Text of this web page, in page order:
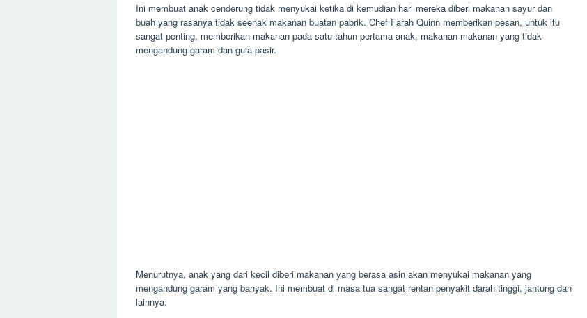
Ini membuat anak cenderung tidak menyukai ketika di kemudian hari mereka diberi makanan sayur dan
buah yang rasanya tidak seenak makanan buatan pabrik. Chef Farah Quinn memberikan pesan, untuk itu
sangat penting, memberikan makanan pada satu tahun pertama anak, makanan-makanan yang tidak
mengandung garam dan gula pasir.
Menurutnya, anak yang dari kecil diberi makanan yang berasa asin akan menyukai makanan yang
mengandung garam yang banyak. Ini membuat di masa tua sangat rentan penyakit darah tinggi, jantung dan
lainnya.